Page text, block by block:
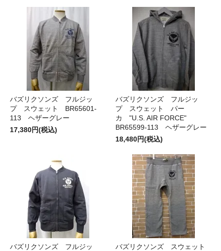
バズリクソンズ フルジッ
プ スウェット BR65601-
113 ヘザーグレー
17,380円(税込)
バズリクソンズ フルジッ
プ スウェット パー
カ "U.S. AIR FORCE"
BR65599-113 ヘザーグレー
18,480円(税込)
バズリクソンズ フルジッ
バズリクソンズ スウェット